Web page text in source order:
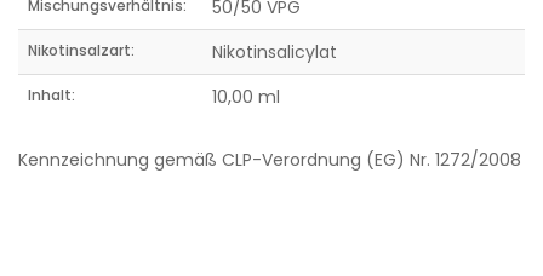
Mischungsverhältnis: 50/50 VPG
Nikotinsalzart: Nikotinsalicylat
Inhalt: 10,00 ml
Kennzeichnung gemäß CLP-Verordnung (EG) Nr. 1272/2008